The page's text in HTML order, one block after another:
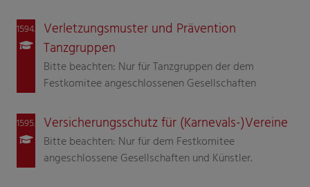
1594. Verletzungsmuster und Prävention
Tanzgruppen
Bitte beachten: Nur für Tanzgruppen der dem
Festkomitee angeschlossenen Gesellschaften
1595. Versicherungsschutz für (Karnevals-)Vereine
Bitte beachten: Nur für dem Festkomitee
angeschlossene Gesellschaften und Künstler.